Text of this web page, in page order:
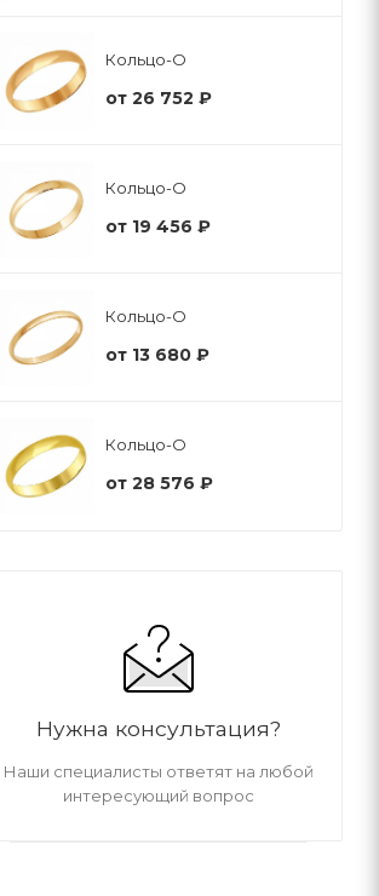
Кольцо-О
от 26 752 ₽
Кольцо-О
от 19 456 ₽
Кольцо-О
от 13 680 ₽
Кольцо-О
от 28 576 ₽
Нужна консультация?
Наши специалисты ответят на любой
интересующий вопрос